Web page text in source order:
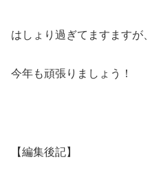
はしょり過ぎてますますが
今年も頑張りましょう！
【編集後記】